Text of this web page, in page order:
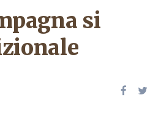
si